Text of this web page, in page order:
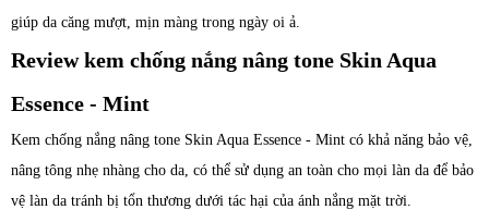
giúp da căng mượt, mịn màng trong ngày oi ả.
Review kem chống nắng nâng tone Skin Aqua
Essence - Mint
Kem chống nắng nâng tone Skin Aqua Essence - Mint có khả năng bảo vệ,
nâng tông nhẹ nhàng cho da, có thể sử dụng an toàn cho mọi làn da để bảo
vệ làn da tránh bị tổn thương dưới tác hại của ánh nắng mặt trời.